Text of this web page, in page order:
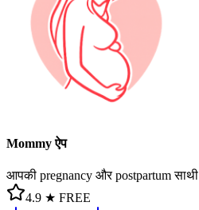
Mommy ऐप
आपकी pregnancy और postpartum साथी
4.9 ★ FREE